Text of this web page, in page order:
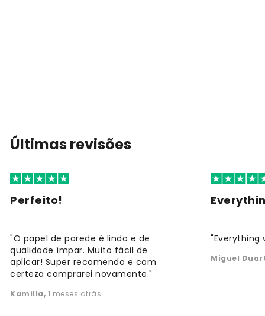
Últimas revisões
Perfeito!
"O papel de parede é lindo e de
qualidade ímpar. Muito fácil de
aplicar! Super recomendo e com
certeza comprarei novamente."
Kamilla, 1 meses atrás
"Everything
Miguel